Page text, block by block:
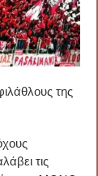
της
τις